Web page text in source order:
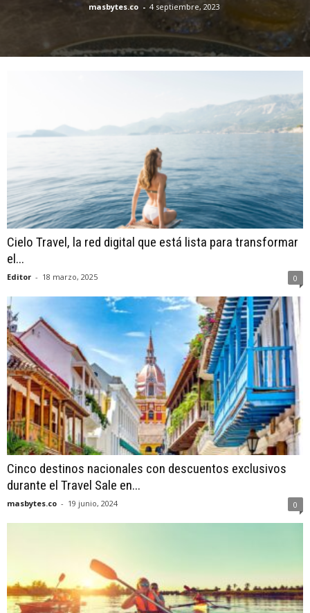
masbytes.co - 4 septiembre, 2023
Cielo Travel, la red digital que está lista para transformar
el...
Editor - 18 marzo, 2025 0
Cinco destinos nacionales con descuentos exclusivos
durante el Travel Sale en...
masbytes.co - 19 junio, 2024 0